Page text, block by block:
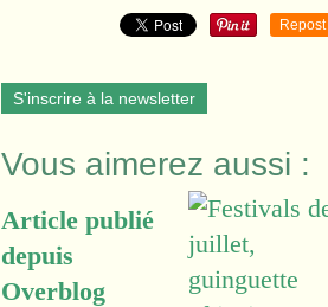
Repost
S'inscrire à la newsletter
Vous aimerez aussi :
Article publié
depuis
Overblog